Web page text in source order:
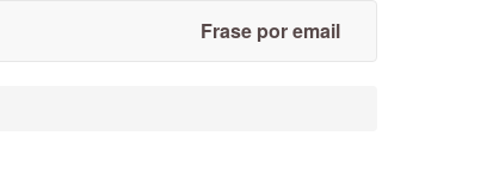
Frase por email